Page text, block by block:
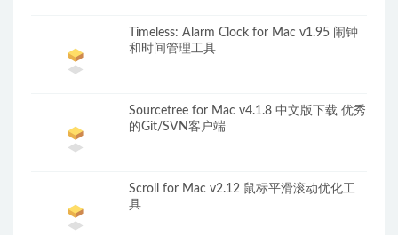
Timeless: Alarm Clock for Mac v1.95 闹钟
和时间管理工具
Sourcetree for Mac v4.1.8 中文版下载 优秀
的Git/SVN客户端
Scroll for Mac v2.12 鼠标平滑滚动优化工
具